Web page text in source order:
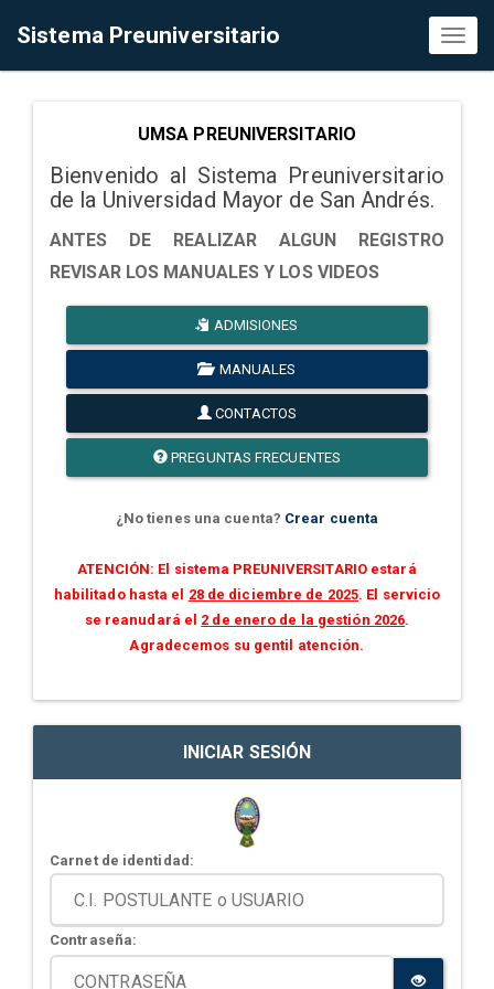
Sistema Preuniversitario
UMSA PREUNIVERSITARIO
Bienvenido al Sistema Preuniversitario
de la Universidad Mayor de San Andrés.
ANTES DE REALIZAR ALGUN REGISTRO
REVISAR LOS MANUALES Y LOS VIDEOS
ADMISIONES
MANUALES
CONTACTOS
PREGUNTAS FRECUENTES
¿No tienes una cuenta? Crear cuenta
ATENCIÓN: El sistema PREUNIVERSITARIO estará
habilitado hasta el 28 de diciembre de 2025. El servicio
se reanudará el 2 de enero de la gestión 2026.
Agradecemos su gentil atención.
INICIAR SESIÓN
Carnet de identidad:
Contraseña: